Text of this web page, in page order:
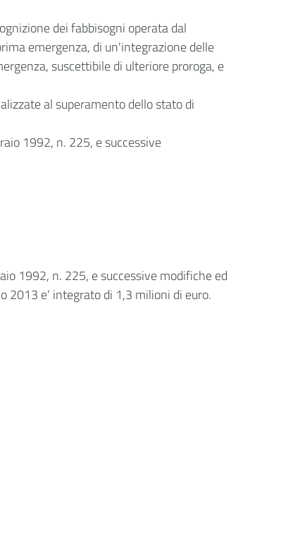
dei fabbisogni operata dal
emergenza, di un'integrazione delle
suscettibile di ulteriore proroga, e
al superamento dello stato di
1992, n. 225, e successive
1992, n. 225, e successive modifiche ed
2013 e' integrato di 1,3 milioni di euro.